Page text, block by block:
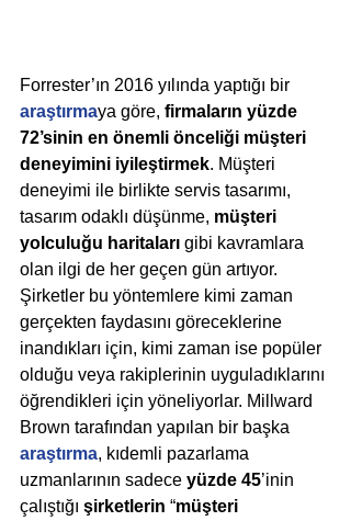
Forrester’ın 2016 yılında yaptığı bir
araştırmaya göre, firmaların yüzde
72’sinin en önemli önceliği müşteri
deneyimini iyileştirmek. Müşteri
deneyimi ile birlikte servis tasarımı,
tasarım odaklı düşünme, müşteri
yolculuğu haritaları gibi kavramlara
olan ilgi de her geçen gün artıyor.
Şirketler bu yöntemlere kimi zaman
gerçekten faydasını göreceklerine
inandıkları için, kimi zaman ise popüler
olduğu veya rakiplerinin uyguladıklarını
öğrendikleri için yöneliyorlar. Millward
Brown tarafından yapılan bir başka
araştırma, kıdemli pazarlama
uzmanlarının sadece yüzde 45’inin
çalıştığı şirketlerin “müşteri